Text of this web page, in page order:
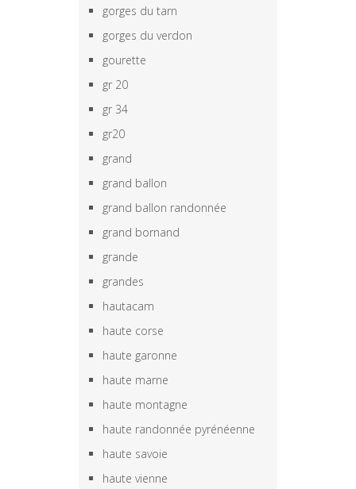
gorges du tarn
gorges du verdon
gourette
gr 20
gr 34
gr20
grand
grand ballon
grand ballon randonnée
grand bornand
grande
grandes
hautacam
haute corse
haute garonne
haute marne
haute montagne
haute randonnée pyrénéenne
haute savoie
haute vienne